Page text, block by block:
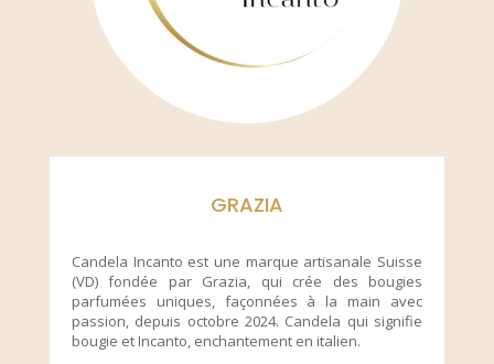
GRAZIA
Candela Incanto est une marque artisanale Suisse
(VD) fondée par Grazia, qui crée des bougies
parfumées uniques, façonnées à la main avec
passion, depuis octobre 2024. Candela qui signifie
bougie et Incanto, enchantement en italien.